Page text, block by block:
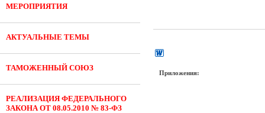
МЕРОПРИЯТИЯ
АКТУАЛЬНЫЕ ТЕМЫ
ТАМОЖЕННЫЙ СОЮЗ
РЕАЛИЗАЦИЯ ФЕДЕРАЛЬНОГО
ЗАКОНА ОТ 08.05.2010 № 83-ФЗ
Приложения: